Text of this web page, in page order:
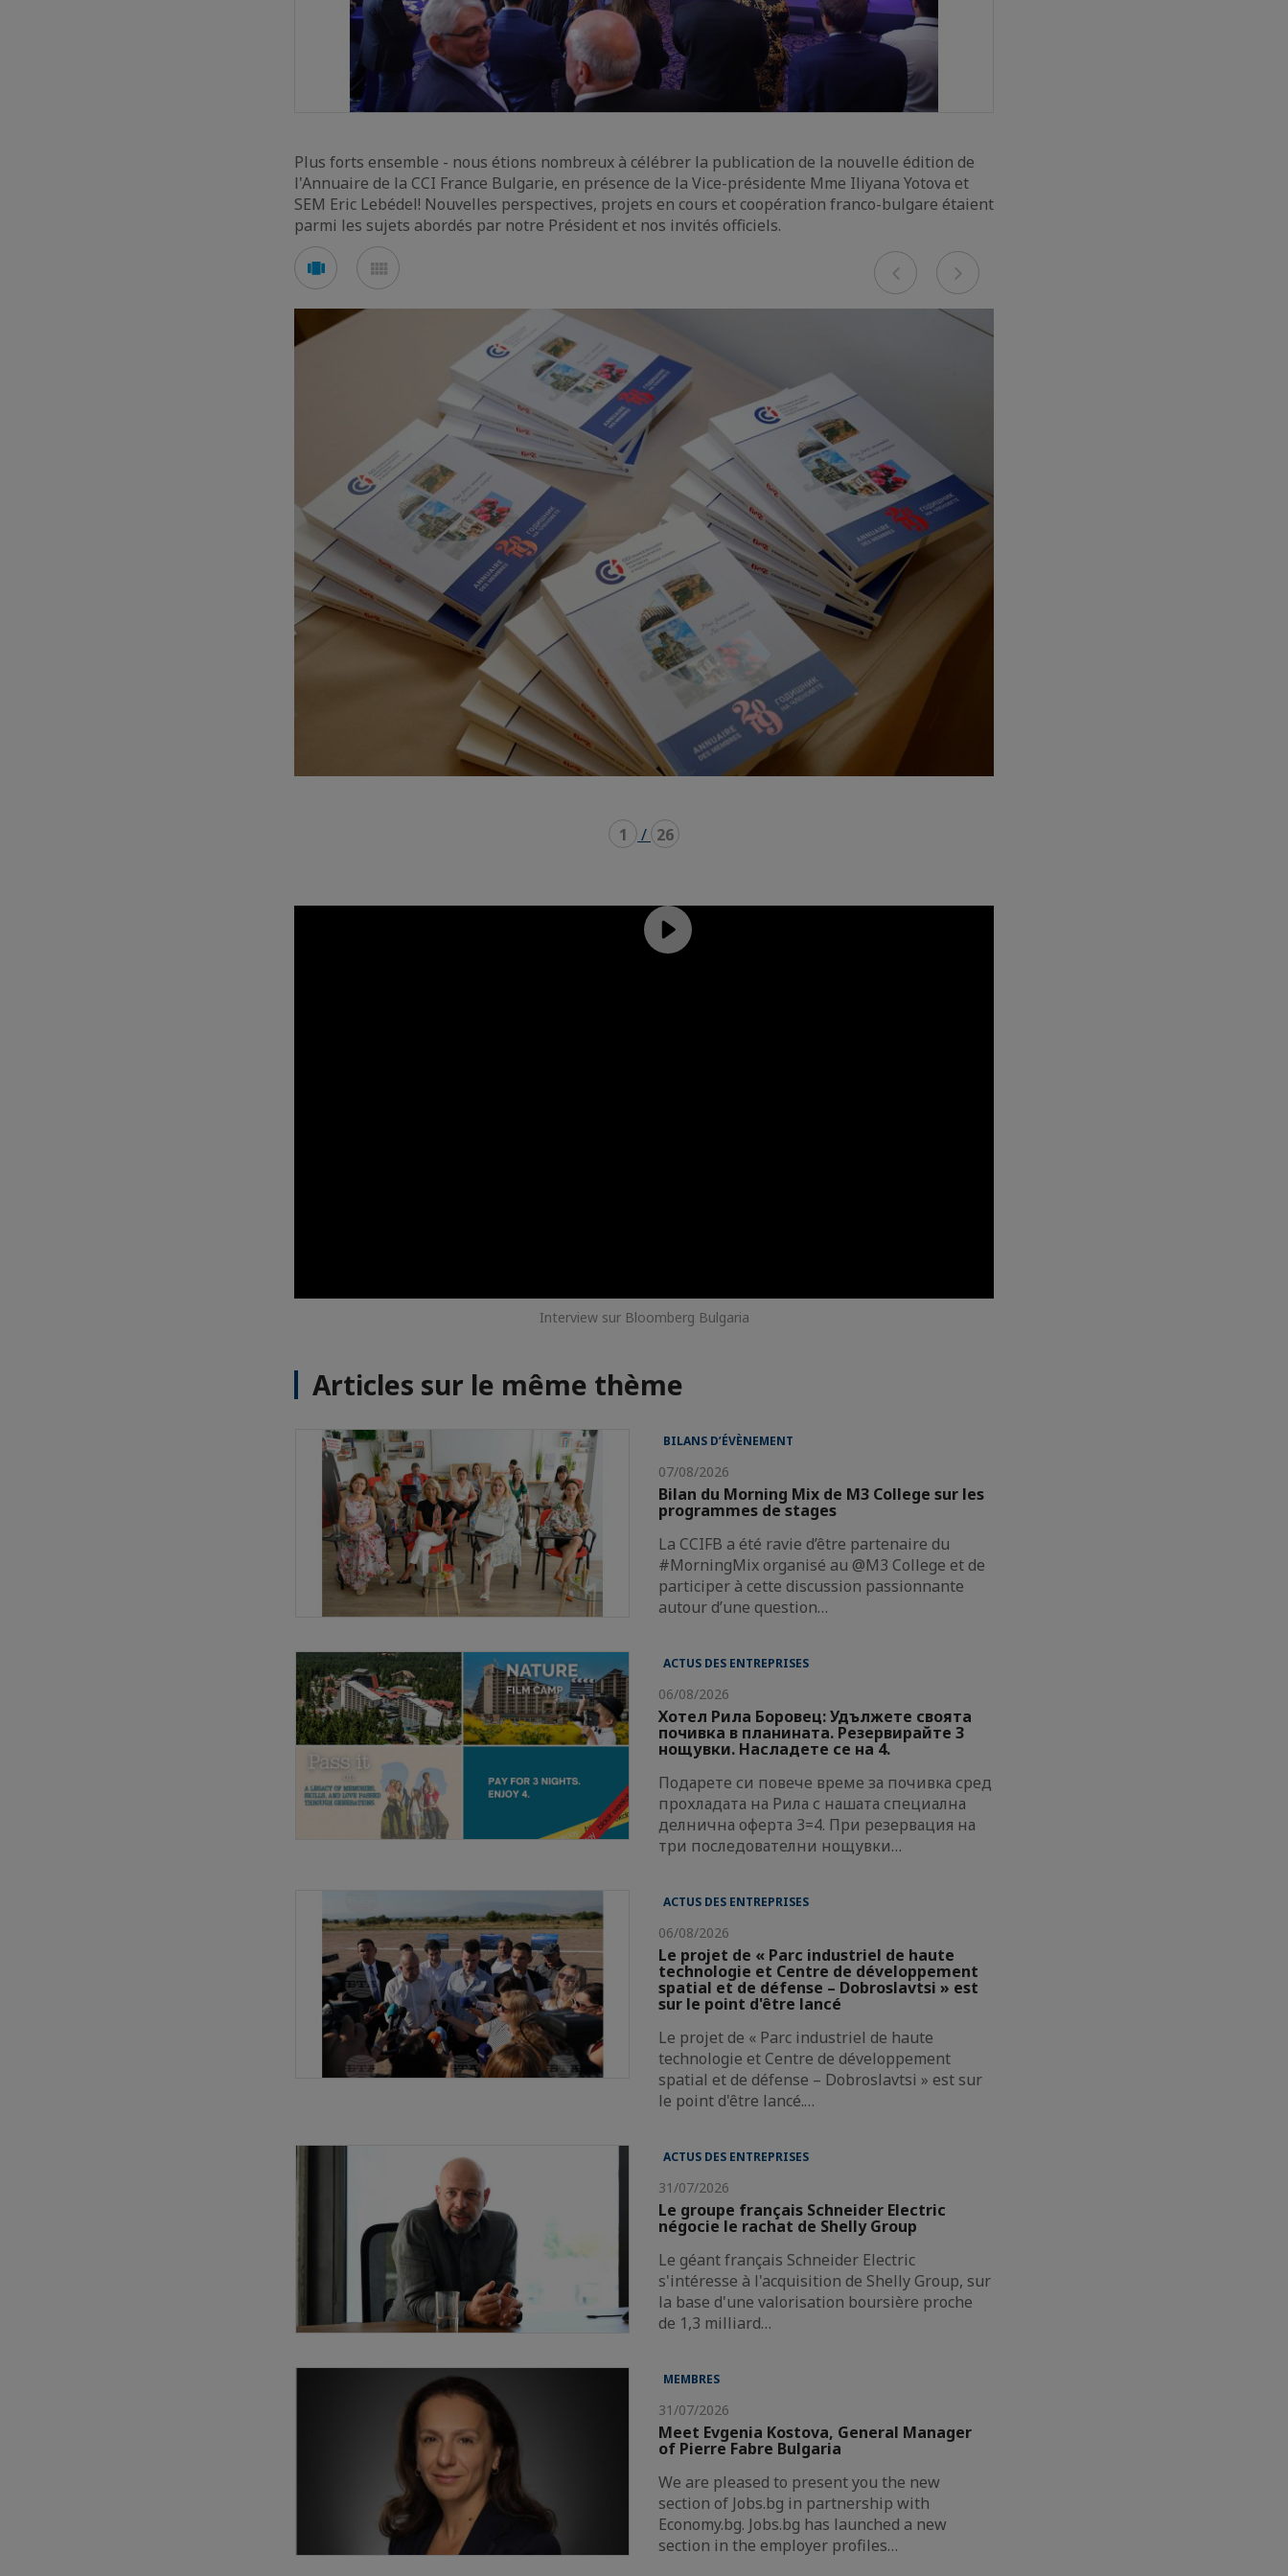
Plus forts ensemble - nous étions nombreux à célébrer la publication de la nouvelle édition de
l'Annuaire de la CCI France Bulgarie, en présence de la Vice-présidente Mme Iliyana Yotova et
SEM Eric Lebédel! Nouvelles perspectives, projets en cours et coopération franco-bulgare étaient
parmi les sujets abordés par notre Président et nos invités officiels.
Voir
en
carousel
en
Previous
1 / 26
Interview sur Bloomberg Bulgaria
Articles sur le même thème
BILANS D’ÉVÈNEMENT
07/08/2026
Bilan du Morning Mix de M3 College sur les
programmes de stages
La CCIFB a été ravie d’être partenaire du
#MorningMix organisé au @M3 College et de
participer à cette discussion passionnante
autour d’une question…
ACTUS DES ENTREPRISES
06/08/2026
Хотел Рила Боровец: Удължете своята
почивка в планината. Резервирайте 3
нощувки. Насладете се на 4.
Подарете си повече време за почивка сред
прохладата на Рила с нашата специална
делнична оферта 3=4. При резервация на
три последователни нощувки…
ACTUS DES ENTREPRISES
06/08/2026
Le projet de « Parc industriel de haute
technologie et Centre de développement
spatial et de défense – Dobroslavtsi » est
sur le point d'être lancé
Le projet de « Parc industriel de haute
technologie et Centre de développement
spatial et de défense – Dobroslavtsi » est sur
le point d'être lancé.…
ACTUS DES ENTREPRISES
31/07/2026
Le groupe français Schneider Electric
négocie le rachat de Shelly Group
Le géant français Schneider Electric
s'intéresse à l'acquisition de Shelly Group, sur
la base d'une valorisation boursière proche
de 1,3 milliard…
MEMBRES
31/07/2026
Meet Evgenia Kostova, General Manager
of Pierre Fabre Bulgaria
We are pleased to present you the new
section of Jobs.bg in partnership with
Economy.bg. Jobs.bg has launched a new
section in the employer profiles…